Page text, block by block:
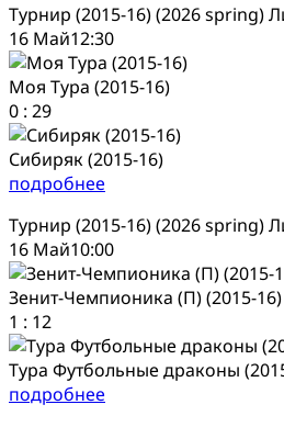
Турнир (2015-16) (2026 spring)
16 Май12:30
Моя Тура (2015-16)
0 : 29
Сибиряк (2015-16)
подробнее
Турнир (2015-16) (2026 spring)
16 Май10:00
Зенит-Чемпионика (П) (2015-16)
1 : 12
Тура Футбольные драконы
подробнее